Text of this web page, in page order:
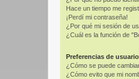
Hace un tiempo me
¡Perdí mi contraseña!
¿Por qué mi sesión de
¿Cuál es la función de
Preferencias de
¿Cómo se puede
¿Cómo evito que mi